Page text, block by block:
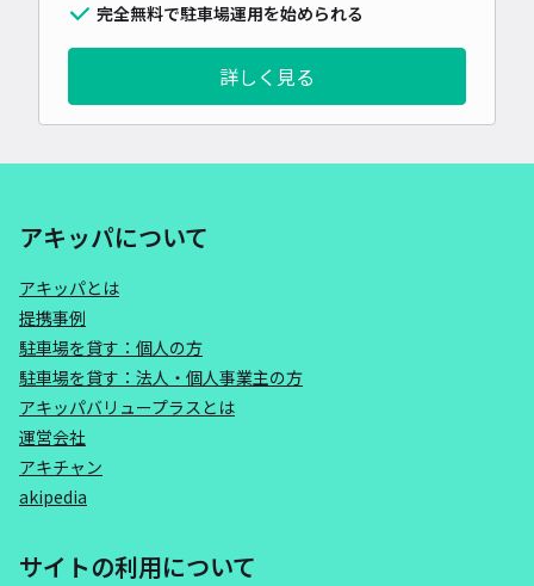
完全無料で駐車場運用を始められる
詳しく見る
アキッパについて
アキッパとは
提携事例
駐車場を貸す：個人の方
駐車場を貸す：法人・個人事業主の方
アキッパバリュープラスとは
運営会社
アキチャン
akipedia
サイトの利用について